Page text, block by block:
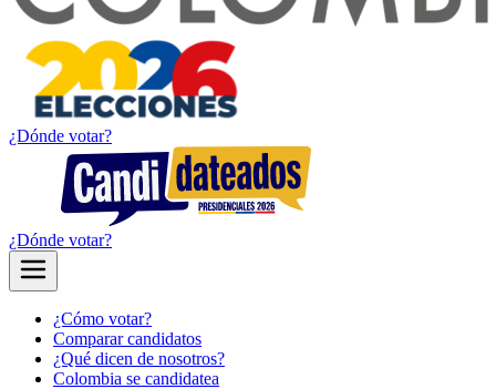
¿Dónde votar?
¿Dónde votar?
¿Cómo votar?
Comparar candidatos
¿Qué dicen de nosotros?
Colombia se candidatea